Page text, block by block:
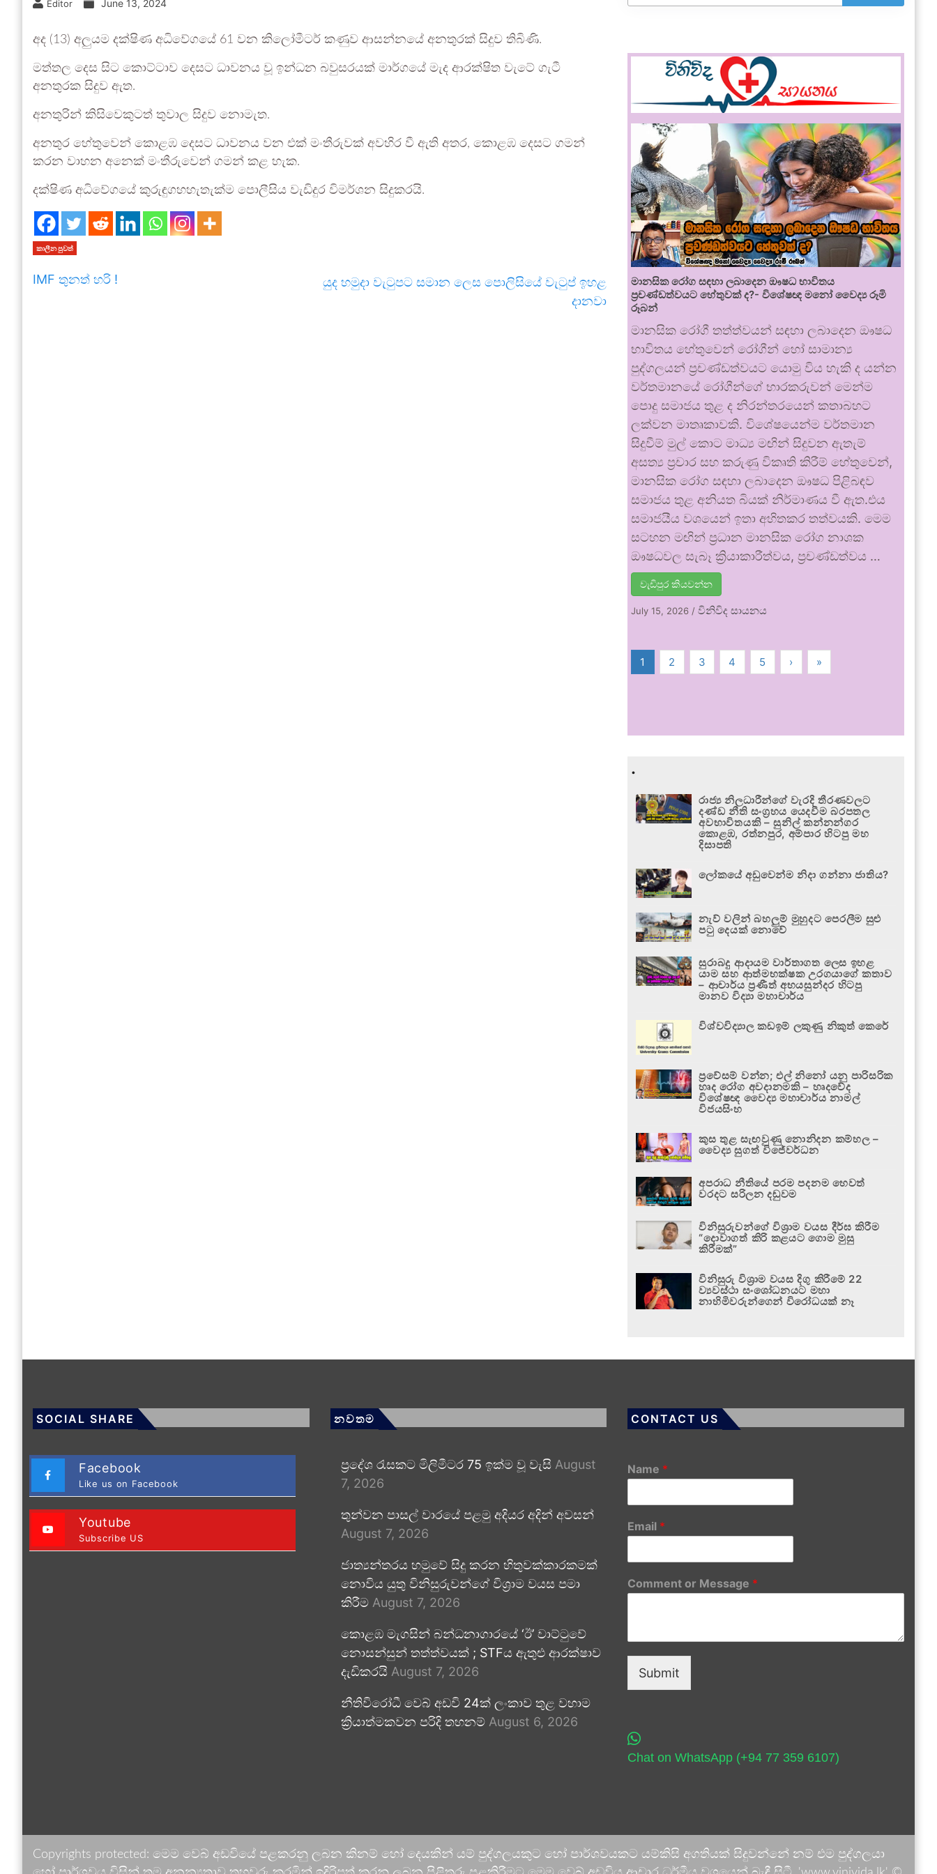
Editor June 13, 2024
අද (13) අලුයම දක්ෂිණ අධිවේගයේ 61 වන කිලෝමීටර් කණුව ආසන්නයේ අනතුරක් සිදුව තිබිණි.
මත්තල දෙස සිට කොට්ටාව දෙසට ධාවනය වූ ඉන්ධන බවුසරයක් මාර්ගයේ මැද ආරක්ෂිත වැටේ ගැටී
අනතුරක සිදුව ඇත.
අනතුරින් කිසිවෙකුටත් තුවාල සිදුව නොමැත.
අනතුර හේතුවෙන් කොළඹ දෙසට ධාවනය වන එක් මංතීරුවක් අවහිර වී ඇති අතර, කොළඹ දෙසට ගමන්
කරන වාහන අනෙක් මංතීරුවෙන් ගමන් කළ හැක.
දක්ෂිණ අධිවේගයේ කුරුඳුගහහැතැක්ම පොලීසිය වැඩිදුර විමර්ශන සිදුකරයි.
කාලීන පුවත්
IMF තුනත් හරි !
යුද හමුදා වැටුපට සමාන ලෙස පොලිසියේ වැටුප් ඉහළ
දානවා
මානසික රෝග සඳහා ලබාදෙන ඖෂධ භාවිතය
ප්‍රචණ්ඩත්වයට හේතුවක් ද?- විශේෂඥ මනෝ වෛද්‍ය රූමි
රූබන්
මානසික රෝගී තත්ත්වයන් සඳහා ලබාදෙන ඖෂධ
භාවිතය හේතුවෙන් රෝගීන් හෝ සාමාන්‍ය
පුද්ගලයන් ප්‍රචණ්ඩත්වයට යොමු විය හැකි ද යන්න
වර්තමානයේ රෝගීන්ගේ භාරකරුවන් මෙන්ම
පොදු සමාජය තුළ ද නිරන්තරයෙන් කතාබහට
ලක්වන මාතෘකාවකි. විශේෂයෙන්ම වර්තමාන
සිදුවීම් මුල් කොට මාධ්‍ය මඟින් සිදුවන ඇතැම්
අසත්‍ය ප්‍රචාර සහ කරුණු විකෘති කිරීම් හේතුවෙන්,
මානසික රෝග සඳහා ලබාදෙන ඖෂධ පිළිබඳව
සමාජය තුළ අනියත බියක් නිර්මාණය වී ඇත.එය
සමාජයීය වශයෙන් ඉතා අහිතකර තත්වයකි. මෙම
සටහන මඟින් ප්‍රධාන මානසික රෝග නාශක
ඖෂධවල සැබෑ ක්‍රියාකාරීත්වය, ප්‍රචණ්ඩත්වය …
වැඩිපුර කියවන්න
July 15, 2026 /විනිවිද සායනය
1 2 3 4 5 › »
.
රාජ්‍ය නිලධාරීන්ගේ වැරදි තීරණවලට
දණ්ඩ නීති සංග්‍රහය යෙදවීම බරපතල
අවභාවිතයකි – සුනිල් කන්නන්ගර
කොළඹ, රත්නපුර, අම්පාර හිටපු මහ
දිසාපති
ලෝකයේ අඩුවෙන්ම නිදා ගන්නා ජාතිය?
නැව් වලින් බහලුම් මුහුදට පෙරලීම සුළු
පටු දෙයක් නොවේ
සුරාබදු ආදායම වාර්තාගත ලෙස ඉහළ
යාම සහ ආත්මභක්ෂක උරගයාගේ කතාව
– ආචාර්ය ප්‍රණීත් අභයසුන්දර හිටපු
මානව විද්‍යා මහාචාර්ය
විශ්වවිද්‍යාල කඩඉම් ලකුණු නිකුත් කෙරේ
ප්‍රවේසම් වන්න; එල් නිනෝ යනු පාරිසරික
හෘද රෝග අවදානමකි – හෘදවේද
විශේෂඥ වෛද්‍ය මහාචාර්ය නාමල්
විජයසිංහ
කුස තුළ සැඟවුණු නොනිදන කම්හල –
වෛද්‍ය සුගත් විජේවර්ධන
අපරාධ නීතියේ පරම පදනම හෙවත්
වරදට සරිලන දඬුවම
විනිසුරුවන්ගේ විශ්‍රාම වයස දීර්ඝ කිරීම
“දොවාගත් කිරි කළයට ගොම මුසු
කිරීමක්”
විනිසුරු විශ්‍රාම වයස දිගු කිරීමේ 22
ව්‍යවස්ථා සංශෝධනයට මහා
නාහිමිවරුන්ගෙන් විරෝධයක් නෑ
SOCIAL SHARE
Facebook
Like us on Facebook
Youtube
Subscribe US
නවතම
ප්‍රදේශ රැසකට මිලිමීටර 75 ඉක්ම වූ වැසි August
7, 2026
තුන්වන පාසල් වාරයේ පළමු අදියර අදින් අවසන්
August 7, 2026
ජාත්‍යන්තරය හමුවේ සිදු කරන හිතුවක්කාරකමක්
නොවිය යුතු විනිසුරුවන්ගේ විශ්‍රාම වයස පමා
කිරීම August 7, 2026
කොළඹ මැගසින් බන්ධනාගාරයේ ‘ඊ’ වාට්ටුවේ
නොසන්සුන් තත්ත්වයක් ; STFය ඇතුළු ආරක්ෂාව
දැඩිකරයි August 7, 2026
නීතිවිරෝධී වෙබ් අඩවි 24ක් ලංකාව තුළ වහාම
ක්‍රියාත්මකවන පරිදි තහනම් August 6, 2026
CONTACT US
Name *
Email *
Comment or Message *
Submit
Chat on WhatsApp (+94 77 359 6107)
Copyrights protected: මෙම වෙබ් අඩවියේ පළකරනු ලබන කිනම් හෝ දෙයකින් යම් පුද්ගලයකුට හෝ පාර්ශවයකට යම්කිසි අගතියක් සිදුවන්නේ නම් එම පුද්ගලයා